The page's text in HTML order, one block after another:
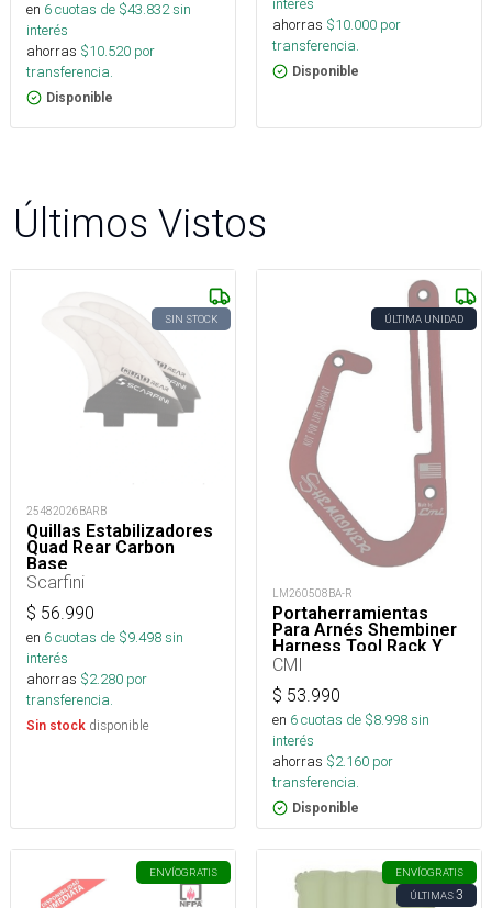
en 6cuotas de $43.832sin
interés
ahorras $10.520 por
transferencia.
Disponible
interés
ahorras $10.000 por
transferencia.
Disponible
Últimos Vistos
SIN STOCK
25482026BARB
Quillas Estabilizadores
Quad Rear Carbon
Base
Scarfini
$ 56.990
en 6cuotas de $9.498sin
interés
ahorras $2.280 por
transferencia.
Sin stock disponible
ÚLTIMA UNIDAD
LM260508BA-R
Portaherramientas
Para Arnés Shembiner
Harness Tool Rack Y
Arborismo
CMI
$ 53.990
en 6cuotas de $8.998sin
interés
ahorras $2.160 por
transferencia.
Disponible
ENVÍOGRATIS ENVÍOGRATIS
ÚLTIMAS3